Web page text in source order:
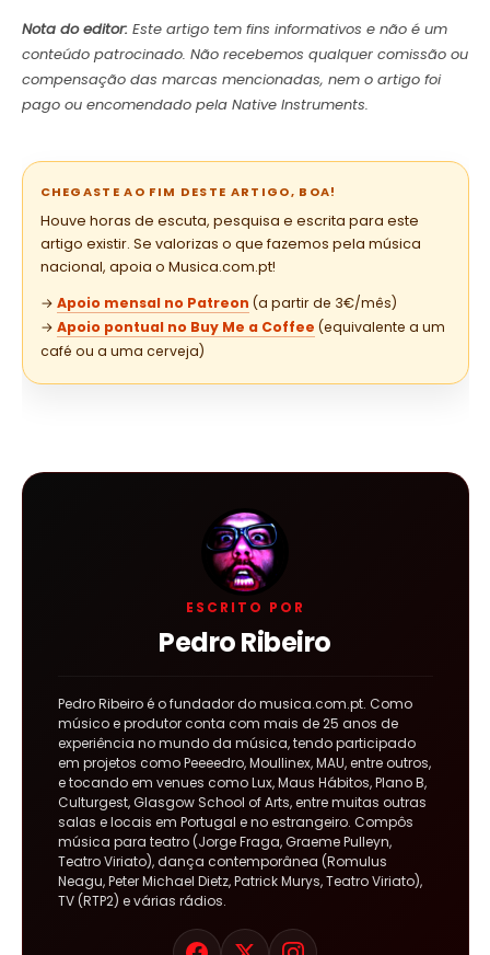
Nota do editor: Este artigo tem fins informativos e não é um
conteúdo patrocinado. Não recebemos qualquer comissão ou
compensação das marcas mencionadas, nem o artigo foi
pago ou encomendado pela Native Instruments.
CHEGASTE AO FIM DESTE ARTIGO, BOA!
Houve horas de escuta, pesquisa e escrita para este
artigo existir. Se valorizas o que fazemos pela música
nacional, apoia o Musica.com.pt!
→ Apoio mensal no Patreon (a partir de 3€/mês)
→ Apoio pontual no Buy Me a Coffee (equivalente a um
café ou a uma cerveja)
ESCRITO POR
Pedro Ribeiro
Pedro Ribeiro é o fundador do musica.com.pt. Como
músico e produtor conta com mais de 25 anos de
experiência no mundo da música, tendo participado
em projetos como Peeeedro, Moullinex, MAU, entre outros,
e tocando em venues como Lux, Maus Hábitos, Plano B,
Culturgest, Glasgow School of Arts, entre muitas outras
salas e locais em Portugal e no estrangeiro. Compôs
música para teatro (Jorge Fraga, Graeme Pulleyn,
Teatro Viriato), dança contemporânea (Romulus
Neagu, Peter Michael Dietz, Patrick Murys, Teatro Viriato),
TV (RTP2) e várias rádios.